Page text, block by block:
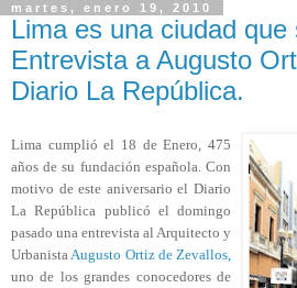
martes, enero 19, 2010
Lima es una ciudad que
Entrevista a Augusto
Diario La República.
Lima cumplió el 18 de Enero, 475
años de su fundación española. Con
motivo de este aniversario el Diario
La República publicó el domingo
pasado una entrevista al Arquitecto y
Urbanista Augusto Ortiz de Zevallos,
uno de los grandes conocedores de